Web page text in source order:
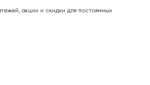
акции и скидки для постоянных